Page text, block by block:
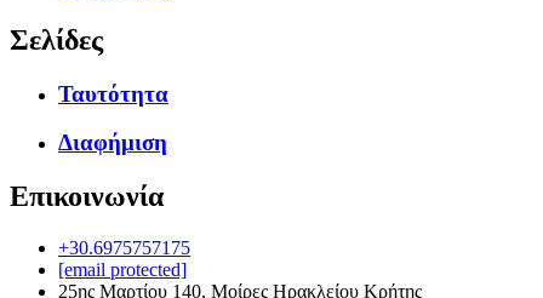
Σελίδες
Ταυτότητα
Διαφήμιση
Επικοινωνία
+30.6975757175
[email protected]
25ης Μαρτίου 140, Μοίρες Ηρακλείου Κρήτης